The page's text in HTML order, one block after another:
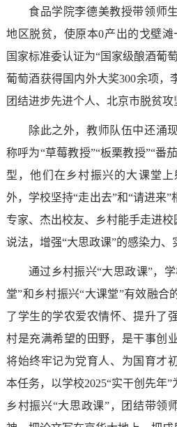
食品学院李德美教授带领师
地区脱贫，使原本0产出的戈壁
国家标准委认证为“国家级酿酒葡
葡萄酒获得国内外大奖300余项，
团结进步先进个人、北京市脱贫攻
除此之外，教师队伍中还涌
称呼为“草莓教授”“板栗教授”“番
型，他们在乡村振兴的大课堂
外，学校坚持“走出去”和“请进来
专家、杰出校友、乡村能手走进校
说法，增强“大思政课”的感染力、
通过乡村振兴“大思政课”，
堂”和乡村振兴“大课堂”有效融合
了学生的学农爱农情怀、提升了
村是充满希望的田野，是干事创
将始终牢记为党育人、为国育才
本任务，以学校2025“实干创先年
乡村振兴“大思政课”，团结带领